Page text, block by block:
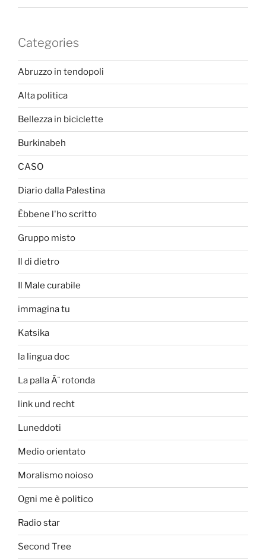
Categories
Abruzzo in tendopoli
Alta politica
Bellezza in biciclette
Burkinabeh
CASO
Diario dalla Palestina
Èbbene l'ho scritto
Gruppo misto
Il di dietro
Il Male curabile
immagina tu
Katsika
la lingua doc
La palla Ã¨ rotonda
link und recht
Luneddoti
Medio orientato
Moralismo noioso
Ogni me è politico
Radio star
Second Tree